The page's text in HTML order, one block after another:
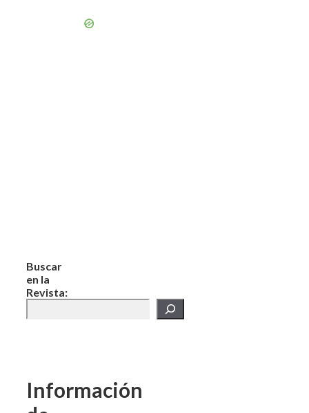
Buscar
en la
Revista:
Información